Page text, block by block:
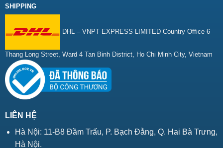
SHIPPING
DHL – VNPT EXPRESS LIMITED Country Office 6
Thang Long Street, Ward 4 Tan Binh District, Ho Chi Minh City, Vietnam
LIÊN HỆ
Hà Nội: 11-B8 Đầm Trấu, P. Bạch Đằng, Q. Hai Bà Trưng,
Hà Nội.